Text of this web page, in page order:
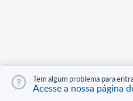
Tem algum problema para
Acesse a nossa página